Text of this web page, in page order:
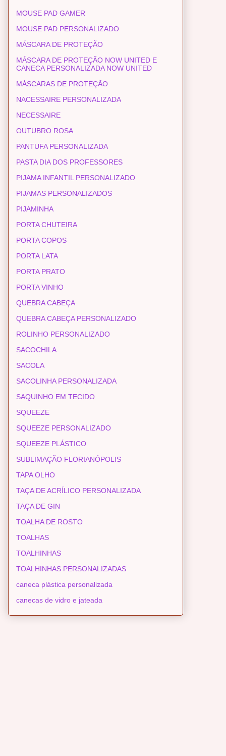
MOUSE PAD GAMER
MOUSE PAD PERSONALIZADO
MÁSCARA DE PROTEÇÃO
MÁSCARA DE PROTEÇÃO NOW UNITED E
CANECA PERSONALIZADA NOW UNITED
MÁSCARAS DE PROTEÇÃO
NACESSAIRE PERSONALIZADA
NECESSAIRE
OUTUBRO ROSA
PANTUFA PERSONALIZADA
PASTA DIA DOS PROFESSORES
PIJAMA INFANTIL PERSONALIZADO
PIJAMAS PERSONALIZADOS
PIJAMINHA
PORTA CHUTEIRA
PORTA COPOS
PORTA LATA
PORTA PRATO
PORTA VINHO
QUEBRA CABEÇA
QUEBRA CABEÇA PERSONALIZADO
ROLINHO PERSONALIZADO
SACOCHILA
SACOLA
SACOLINHA PERSONALIZADA
SAQUINHO EM TECIDO
SQUEEZE
SQUEEZE PERSONALIZADO
SQUEEZE PLÁSTICO
SUBLIMAÇÃO FLORIANÓPOLIS
TAPA OLHO
TAÇA DE ACRÍLICO PERSONALIZADA
TAÇA DE GIN
TOALHA DE ROSTO
TOALHAS
TOALHINHAS
TOALHINHAS PERSONALIZADAS
caneca plástica personalizada
canecas de vidro e jateada